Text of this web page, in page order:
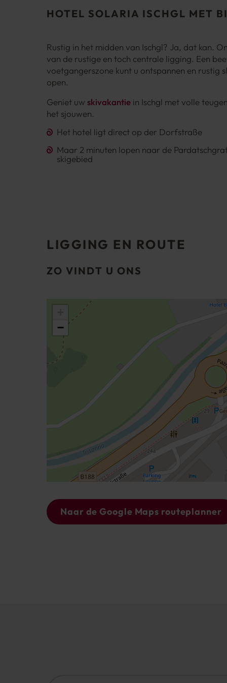
HOTEL SOLARIA ISCHGL MET
Rustig in het midden van Ischgl? Ja, dat kan.
van de rustige en toch centrale ligging. Een
voetgangerszone kunt u ontspannen en rustig
open.
Geniet uw skivakantie in Ischgl met volle
het sjouwen.
Het hotel ligt direct op der Dorfstraße
Maar 2 minuten lopen naar de
skigebied
LIGGING EN ROUTE
ZO VINDT U ONS
−
Naar de Google Maps routeplanner